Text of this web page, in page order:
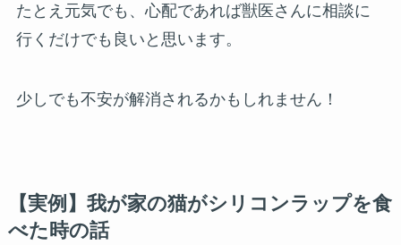
たとえ元気でも、心配であれば獣医さんに相談に
行くだけでも良いと思います。
少しでも不安が解消されるかもしれません！
【実例】我が家の猫がシリコンラップを食
べた時の話